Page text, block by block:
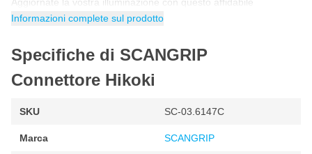
connettore di alimentazione.
Informazioni complete sul prodotto
Specifiche di SCANGRIP
Connettore Hikoki
SKU SC-03.6147C
Marca SCANGRIP